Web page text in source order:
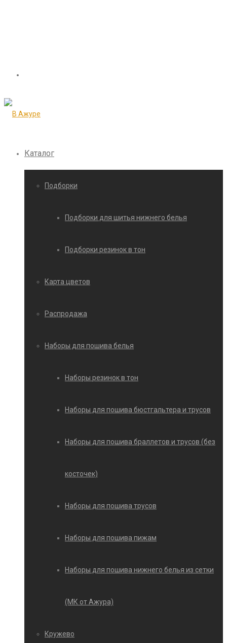
Каталог
Подборки
Подборки для шитья нижнего белья
Подборки резинок в тон
Карта цветов
Распродажа
Наборы для пошива белья
Наборы резинок в тон
Наборы для пошива бюстгальтера и трусов
Наборы для пошива браллетов и трусов (без
косточек)
Наборы для пошива трусов
Наборы для пошива пижам
Наборы для пошива нижнего белья из сетки
(МК от Ажура)
Кружево